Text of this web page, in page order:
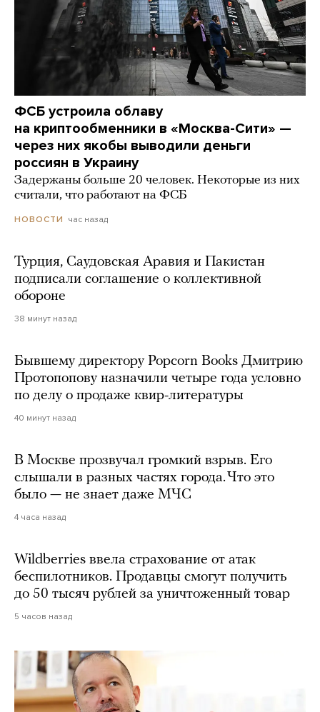
ФСБ устроила облаву
на криптообменники в «Москва-Сити» —
через них якобы выводили деньги
россиян в Украину
Задержаны больше 20 человек. Некоторые из них
считали, что работают на ФСБ
НОВОСТИ час назад
Турция, Саудовская Аравия и Пакистан
подписали соглашение о коллективной
обороне
38 минут назад
Бывшему директору Popcorn Books Дмитрию
Протопопову назначили четыре года условно
по делу о продаже квир-литературы
40 минут назад
В Москве прозвучал громкий взрыв. Его
слышали в разных частях города. Что это
было — не знает даже МЧС
4 часа назад
Wildberries ввела страхование от атак
беспилотников. Продавцы смогут получить
до 50 тысяч рублей за уничтоженный товар
5 часов назад